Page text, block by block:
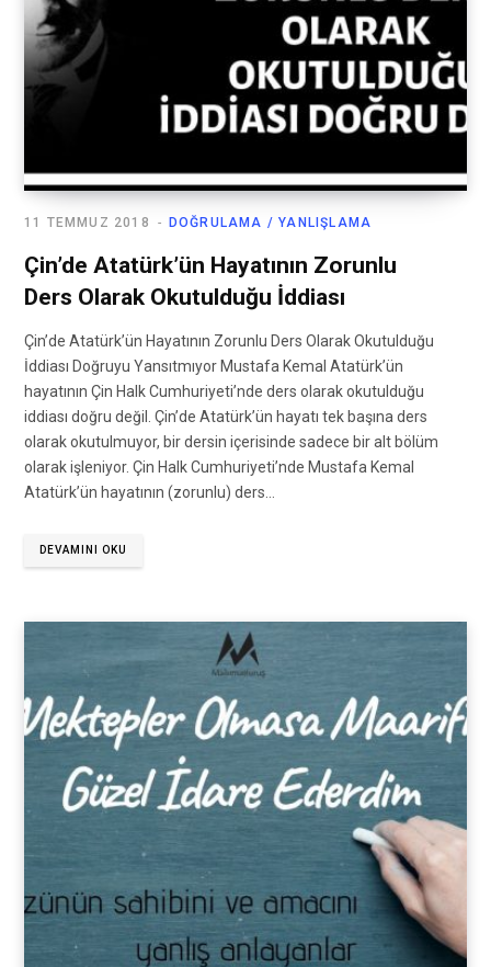
DOĞRULAMA / YANLIŞLAMA
11 TEMMUZ 2018
Çin’de Atatürk’ün Hayatının Zorunlu
Ders Olarak Okutulduğu İddiası
Çin’de Atatürk’ün Hayatının Zorunlu Ders Olarak Okutulduğu
İddiası Doğruyu Yansıtmıyor Mustafa Kemal Atatürk’ün
hayatının Çin Halk Cumhuriyeti’nde ders olarak okutulduğu
iddiası doğru değil. Çin’de Atatürk’ün hayatı tek başına ders
olarak okutulmuyor, bir dersin içerisinde sadece bir alt bölüm
olarak işleniyor. Çin Halk Cumhuriyeti’nde Mustafa Kemal
Atatürk’ün hayatının (zorunlu) ders…
DEVAMINI OKU